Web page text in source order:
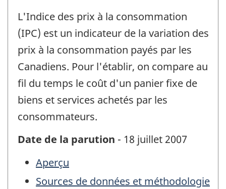
L'Indice des prix à la consommation
(IPC) est un indicateur de la variation des
prix à la consommation payés par les
Canadiens. Pour l'établir, on compare au
fil du temps le coût d'un panier fixe de
biens et services achetés par les
consommateurs.
Date de la parution - 18 juillet 2007
Aperçu
Sources de données et méthodologie